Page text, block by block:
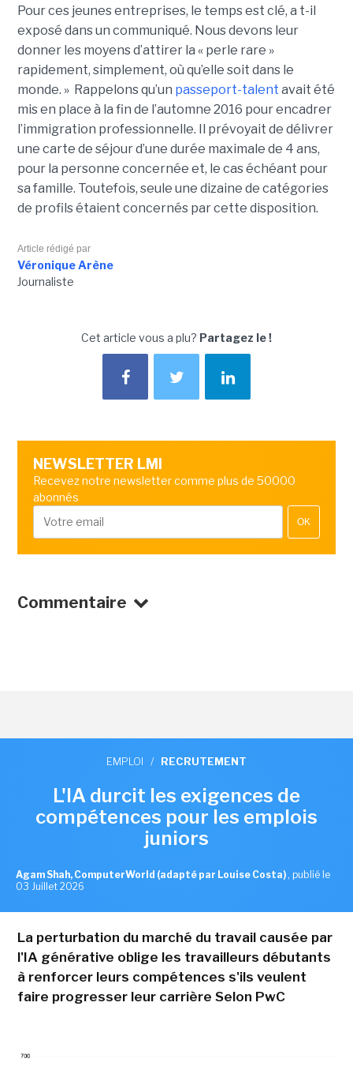
Pour ces jeunes entreprises, le temps est clé, a t-il
exposé dans un communiqué. Nous devons leur
donner les moyens d’attirer la « perle rare »
rapidement, simplement, où qu’elle soit dans le
monde. » Rappelons qu’un passeport-talent avait été
mis en place à la fin de l’automne 2016 pour encadrer
l’immigration professionnelle. Il prévoyait de délivrer
une carte de séjour d’une durée maximale de 4 ans,
pour la personne concernée et, le cas échéant pour
sa famille. Toutefois, seule une dizaine de catégories
de profils étaient concernés par cette disposition.
Article rédigé par
Véronique Arène
Journaliste
Cet article vous a plu? Partagez le !
NEWSLETTER LMI
Recevez notre newsletter comme plus de 50000
abonnés
OK
Commentaire
EMPLOI / RECRUTEMENT
L'IA durcit les exigences de
compétences pour les emplois
juniors
Agam Shah, ComputerWorld (adapté par Louise Costa) , publié le
03 Juillet 2026
La perturbation du marché du travail causée par
l'IA générative oblige les travailleurs débutants
à renforcer leurs compétences s'ils veulent
faire progresser leur carrière Selon PwC